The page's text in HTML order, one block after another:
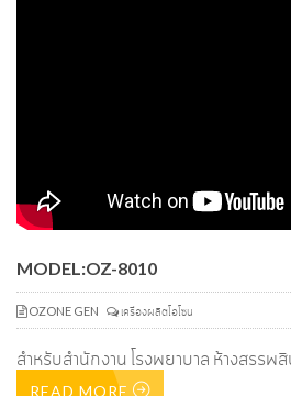
ฆ่าเชื้อด้วยโอโซน OZONE
AIR CLEANER
ฆ่าเชื้อโรคในอากาศด้วยโอโซน OZONE